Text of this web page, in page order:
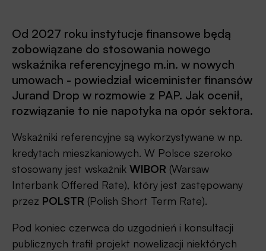
Od 2027 roku instytucje finansowe będą
zobowiązane do stosowania nowego
wskaźnika referencyjnego m.in. w nowych
umowach - powiedział wiceminister finansów
Jurand Drop w rozmowie z PAP. Jak ocenił,
rozwiązanie to nie napotyka na opór sektora.
Wskaźniki referencyjne są wykorzystywane w np.
kredytach mieszkaniowych. W Polsce szeroko
stosowany jest wskaźnik WIBOR (Warsaw
Interbank Offered Rate), który jest zastępowany
przez POLSTR (Polish Short Term Rate).
Pod koniec czerwca do uzgodnień i konsultacji
publicznych trafił projekt nowelizacji niektórych